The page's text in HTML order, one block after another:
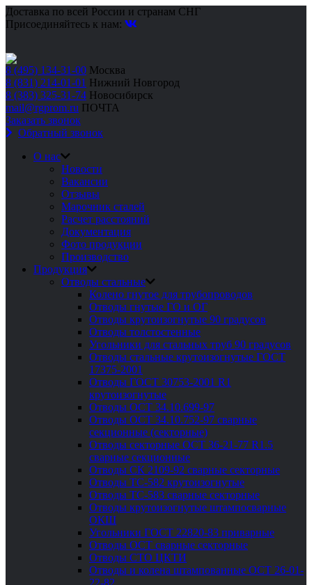
Доставка по всей России и странам СНГ
Присоединяйтесь к нам:
8 (495) 134-31-00 Москва
8 (831) 214-01-01 Нижний Новгород
8 (383) 325-31-74 Новосибирск
mail@rgprom.ru ПОЧТА
Заказать звонок
Обратный звонок
О нас
Новости
Вакансии
Отзывы
Марочник сталей
Расчет расстояний
Документация
Фото продукции
Производство
Продукция
Отводы стальные
Колено гнутое для трубопроводов
Отводы гнутые ГО и ОГ
Отводы крутоизогнутые 90 градусов
Отводы толстостенные
Угольники для стальных труб 90 градусов
Отводы стальные крутоизогнутые ГОСТ
17375-2001
Отводы ГОСТ 30753-2001 R1
крутоизогнутые
Отводы ОСТ 34.10.699-97
Отводы ОСТ 34.10.752-97 сварные
секционные (секторные)
Отводы секторные ОСТ 36-21-77 R1.5
сварные секционные
Отводы СК 2109-92 сварные секторные
Отводы ТС-582 крутоизогнутые
Отводы ТС-583 сварные секторные
Отводы крутоизогнутые штампосварные
ОКШ
Угольники ГОСТ 22820-83 приварные
Отводы ОСТ сварные секторные
Отводы СТО ЦКТИ
Отводы и колена штампованные ОСТ 26-01-
22-82